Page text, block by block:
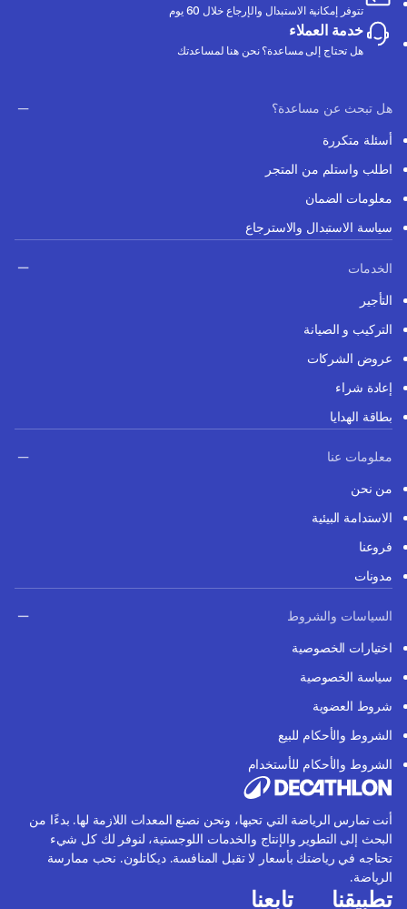
تتوفر إمكانية الاستبدال والإرجاع خلال 60 يوم
خدمة العملاء
هل تحتاج إلى مساعدة؟ نحن هنا لمساعدتك
هل تبحث عن مساعدة؟
أسئلة متكررة
اطلب واستلم من المتجر
معلومات الضمان
سياسة الاستبدال والاسترجاع
الخدمات
التأجير
التركيب و الصيانة
عروض الشركات
إعادة شراء
بطاقة الهدايا
معلومات عنا
من نحن
الاستدامة البيئية
فروعنا
مدونات
السياسات والشروط
اختيارات الخصوصية
سياسة الخصوصية
شروط العضوية
الشروط والأحكام للبيع
الشروط والأحكام للأستخدام
أنت تمارس الرياضة التي تحبها، ونحن نصنع المعدات اللازمة لها. بدءًا من
البحث إلى التطوير والإنتاج والخدمات اللوجستية، لنوفر لك كل شيء
تحتاجه في رياضتك بأسعار لا تقبل المنافسة. ديكاتلون. نحب ممارسة
الرياضة.
تطبيقنا تابعنا